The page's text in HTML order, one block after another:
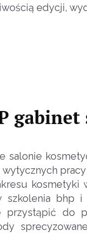
edycji,
gabinet
salonie
kosmetyki
szkolenia bhp i
przystąpić do